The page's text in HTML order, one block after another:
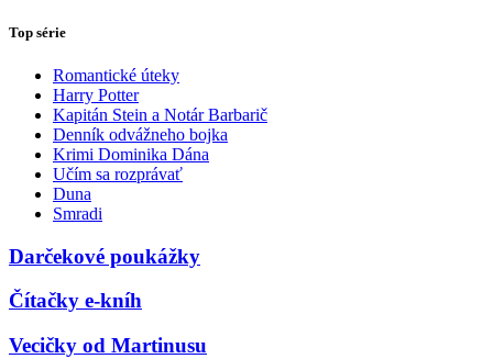
Top série
Romantické úteky
Harry Potter
Kapitán Stein a Notár Barbarič
Denník odvážneho bojka
Krimi Dominika Dána
Učím sa rozprávať
Duna
Smradi
Darčekové poukážky
Čítačky e-kníh
Vecičky od Martinusu